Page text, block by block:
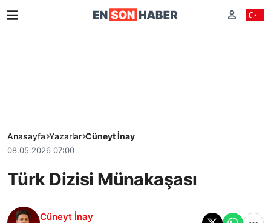
Anasayfa Yazarlar Cüneyt İnay
08.05.2026 07:00
Türk Dizisi Münakaşası
Cüneyt İnay